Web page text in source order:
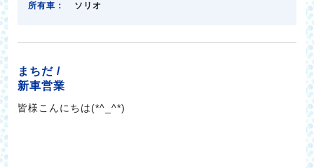
所有車：
ソリオ
まちだ /
新車営業
皆様こんにちは(*^_^*)